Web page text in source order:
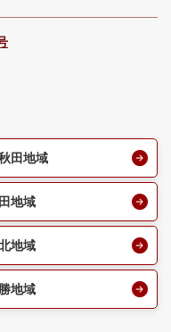
田地域
地域
地域
地域